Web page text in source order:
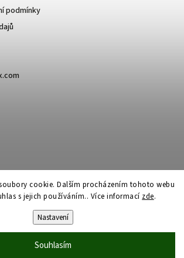
cookie. Dalším procházením tohoto webu
s jejich používáním.. Více informací zde.
Nastavení
Souhlasím
podmínky
Professor Onyx. Všechna práva vyhrazena.